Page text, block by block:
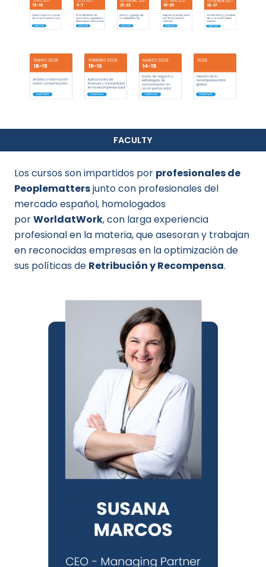
FACULTY
Los cursos son impartidos por profesionales de
Peoplemattersjunto con profesionales del
mercado español, homologados
porWorldatWork, con larga experiencia
profesional en la materia, que asesoran y trabajan
en reconocidas empresas en la optimización de
sus políticas de Retribución y Recompensa.